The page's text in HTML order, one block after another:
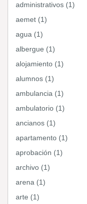
administrativos (1)
aemet (1)
agua (1)
albergue (1)
alojamiento (1)
alumnos (1)
ambulancia (1)
ambulatorio (1)
ancianos (1)
apartamento (1)
aprobación (1)
archivo (1)
arena (1)
arte (1)